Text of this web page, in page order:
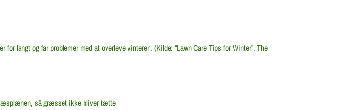
langt og får problemer med at overleve vinteren. (Kilde: “Lawn Care Tips for Winter”, The
så græsset ikke bliver tætte